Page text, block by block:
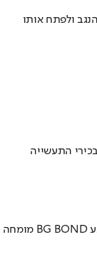
ולפתח אותו
התעשייה